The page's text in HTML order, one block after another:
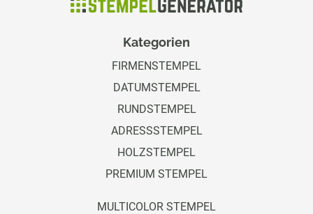
Kategorien
FIRMENSTEMPEL
DATUMSTEMPEL
RUNDSTEMPEL
ADRESSSTEMPEL
HOLZSTEMPEL
PREMIUM STEMPEL
MULTICOLOR STEMPEL